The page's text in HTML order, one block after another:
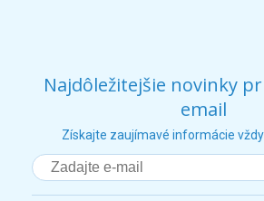
Najdôležitejšie novinky
email
Získajte zaujímavé informácie